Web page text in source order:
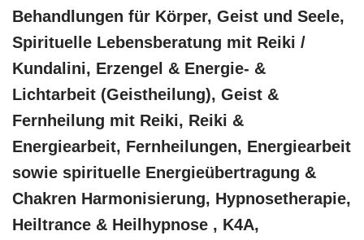
Behandlungen für Körper, Geist und Seele,
Spirituelle Lebensberatung mit Reiki /
Kundalini, Erzengel & Energie- &
Lichtarbeit (Geistheilung), Geist &
Fernheilung mit Reiki, Reiki &
Energiearbeit, Fernheilungen, Energiearbeit
sowie spirituelle Energieübertragung &
Chakren Harmonisierung, Hypnosetherapie,
Heiltrance & Heilhypnose , K4A,